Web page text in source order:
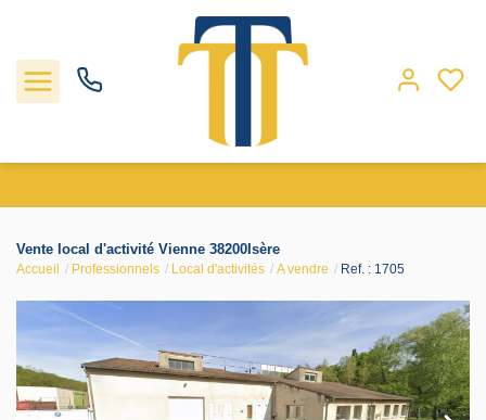
Gestion
Nos agences
Vente local d'activité Vienne 38200Isère
Accueil Professionnels Local d'activités A vendre Ref. : 1705